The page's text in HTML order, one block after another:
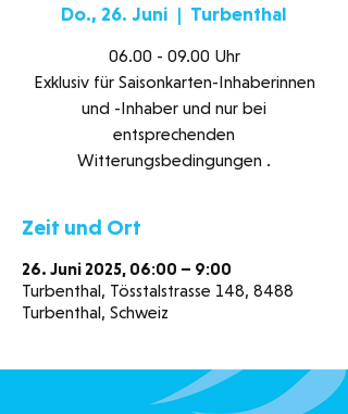
Do., 26. Juni
  |
Turbenthal
06.00 - 09.00 Uhr
Exklusiv für Saisonkarten-Inhaberinnen
und -Inhaber und nur bei
entsprechenden
Witterungsbedingungen .
Zeit und Ort
26. Juni 2025, 06:00 – 9:00
Turbenthal, Tösstalstrasse 148, 8488
Turbenthal, Schweiz